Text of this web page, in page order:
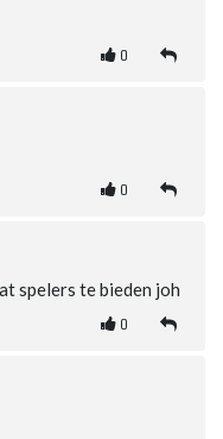
0
0
spelers te bieden joh
0